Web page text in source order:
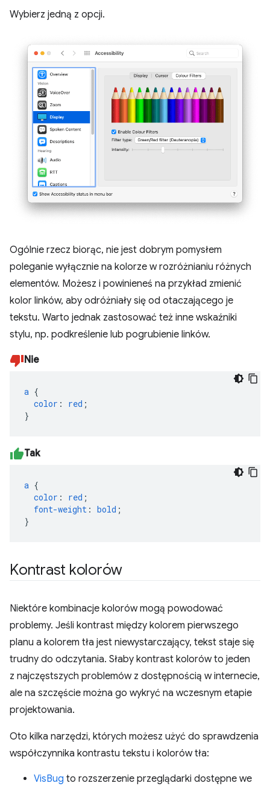
Wybierz jedną z opcji.
Ogólnie rzecz biorąc, nie jest dobrym pomysłem
poleganie wyłącznie na kolorze w rozróżnianiu różnych
elementów. Możesz i powinieneś na przykład zmienić
kolor linków, aby odróżniały się od otaczającego je
tekstu. Warto jednak zastosować też inne wskaźniki
stylu, np. podkreślenie lub pogrubienie linków.
Nie
a {
color : red ;
}
Tak
a {
color : red ;
font-weight : bold ;
}
Kontrast kolorów
Niektóre kombinacje kolorów mogą powodować
problemy. Jeśli kontrast między kolorem pierwszego
planu a kolorem tła jest niewystarczający, tekst staje się
trudny do odczytania. Słaby kontrast kolorów to jeden
z najczęstszych problemów z dostępnością w internecie,
ale na szczęście można go wykryć na wczesnym etapie
projektowania.
Oto kilka narzędzi, których możesz użyć do sprawdzenia
współczynnika kontrastu tekstu i kolorów tła:
VisBug to rozszerzenie przeglądarki dostępne we